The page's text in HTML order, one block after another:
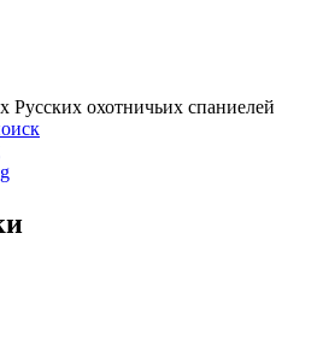
Русских охотничьих спаниелей